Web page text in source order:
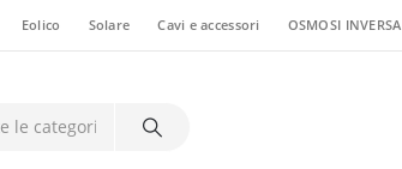
Eolico Solare Cavi e accessori OSMOSI INVERSA